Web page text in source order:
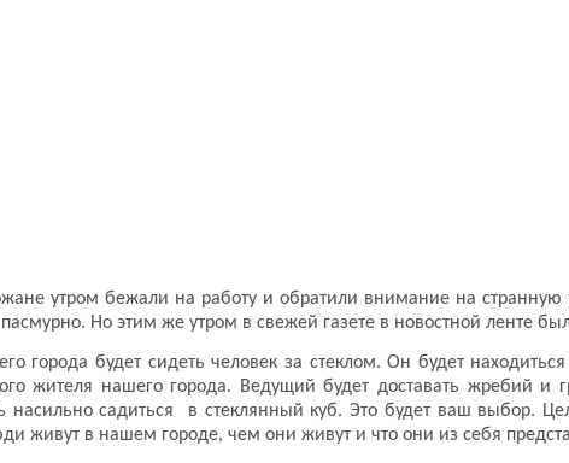
утром бежали на работу и обратили внимание на странную
Но этим же утром в свежей газете в новостной ленте
города будет сидеть человек за стеклом. Он будет
жителя нашего города. Ведущий будет доставать жребий
насильно садиться в стеклянный куб. Это будет ваш выбор.
живут в нашем городе, чем они живут и что они из себя